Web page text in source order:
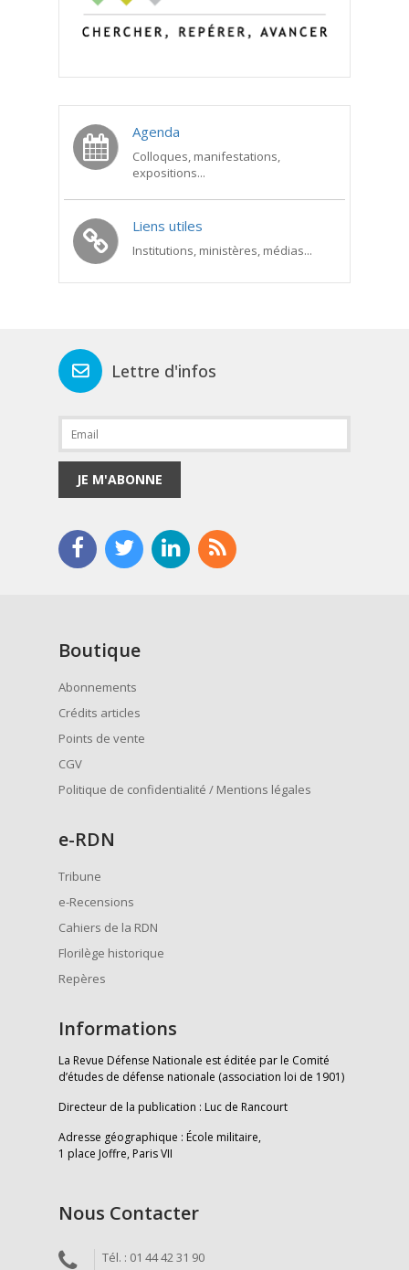
Agenda
Colloques, manifestations,
expositions...
Liens utiles
Institutions, ministères, médias...
Lettre d'infos
JE M'ABONNE
Boutique
Abonnements
Crédits articles
Points de vente
CGV
Politique de confidentialité / Mentions légales
e-RDN
Tribune
e-Recensions
Cahiers de la RDN
Florilège historique
Repères
Informations
La Revue Défense Nationale est éditée par le Comité
d’études de défense nationale (association loi de 1901)
Directeur de la publication : Luc de Rancourt
Adresse géographique : École militaire,
1 place Joffre, Paris VII
Nous Contacter
Tél. : 01 44 42 31 90